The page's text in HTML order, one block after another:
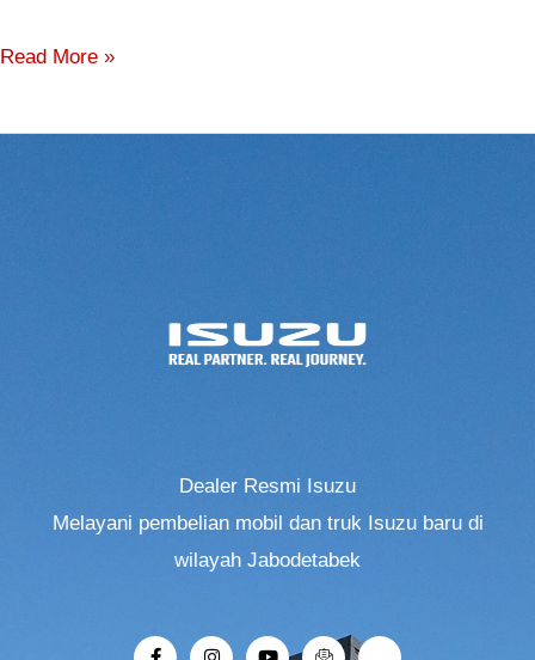
Read More »
Dealer Resmi Isuzu
Melayani pembelian mobil dan truk Isuzu baru di
wilayah Jabodetabek
F
I
Y
I